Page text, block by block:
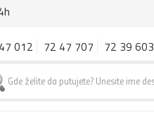
012 72 47 707 72 39 603